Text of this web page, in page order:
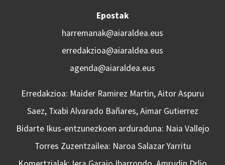
Epostak
harremanak@aiaraldea.eus
erredakzioa@aiaraldea.eus
agenda@aiaraldea.eus
Erredakzioa: Maider Ramirez Martin, Aitor Aspuru
Saez, Txabi Alvarado Bañares, Aimar Gutierrez
Bidarte Ikus-entzunezkoen arduraduna: Naia Vallejo
Torres Zuzentzailea: Naroa Salazar Yarritu